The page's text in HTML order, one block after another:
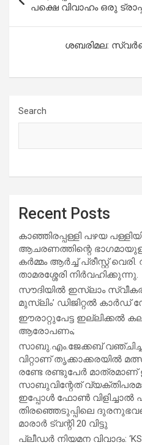
navigation
പക്ഷെ വിവാഹം ഒരു
ശബരിമല:
Search
Recent Posts
കാഞ്ഞിരപ്പള്ളി പഴയ
ആചരണത്തിന്റെ
കർമ്മം ആർച്ച് പ്രീസ്റ്റ്
താമരശ്ശേരി നിർവഹിക്കുന്നു.
സൗദിയില്‍ ഇസ്‌ലാം
മുസ്ലിം’ ഡിജിറ്റല്‍ കാര്‍ഡ്
ഈരാറ്റുപേട്ട ഇല്ലിക്കൽ
ആരോപണം;
സാബു.എം.ജേക്കബ്
വിറ്റാണ് തൃക്കാക്കരയില്‍
രണ്ടേ രണ്ടുപേര്‍ മാത്രമാണ്
സാബുവിന്റേത്
ഇപ്പോള്‍ ഫോണ്‍ വിളിച്ചാല്‍
തിരഞ്ഞെടുപ്പിലെ
മാരാര്‍ ട്വന്റി 20 വിട്ടു
പ്ലീഡർ നിയമന വിവാദം: